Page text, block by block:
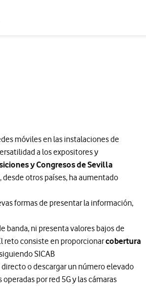
móviles en las instalaciones de
a los expositores y
y Congresos de Sevilla
otros países, ha aumentado
formas de presentar la información,
banda, ni presenta valores bajos de
reto consiste en proporcionarcobertura
SICAB
o descargar un número elevado
por red 5G y las cámaras